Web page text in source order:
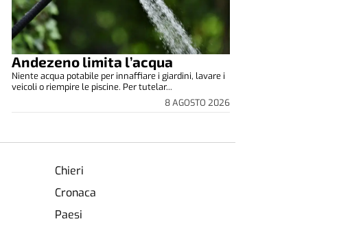
Andezeno limita l’acqua
8 AGOSTO 2026
Niente acqua potabile per innaffiare i giardini, lavare i
veicoli o riempire le piscine. Per tutelar...
Chieri
Cronaca
Paesi